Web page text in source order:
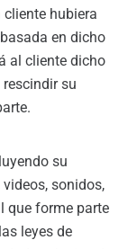
hubiera
en dicho
al cliente dicho
su
su
sonidos,
que forme parte
leyes de